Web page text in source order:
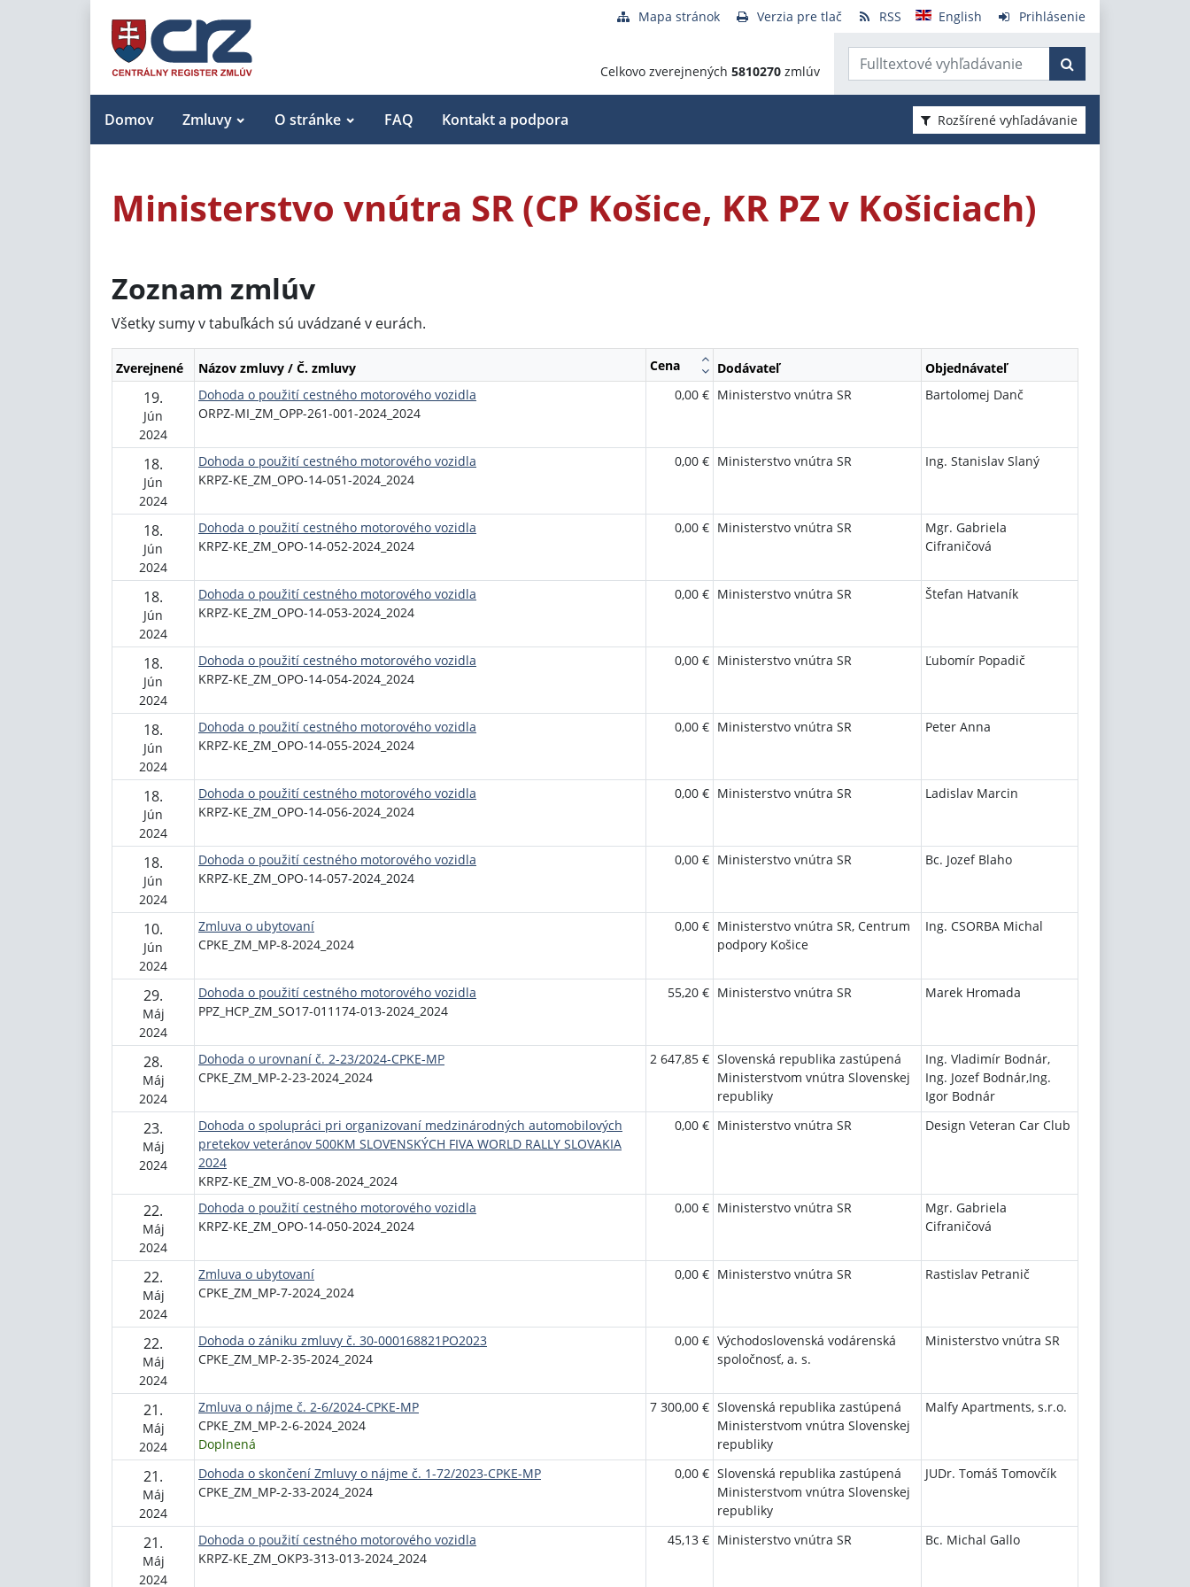
Mapa stránok Verzia pre tlač RSS English Prihlásenie
Celkovo zverejnených 5810270 zmlúv
Domov Zmluvy O stránke FAQ Kontakt a podpora Rozšírené vyhľadávanie
Ministerstvo vnútra SR (CP Košice, KR PZ v Košiciach)
Zoznam zmlúv
Všetky sumy v tabuľkách sú uvádzané v eurách.
Zverejnené Názov zmluvy / Č. zmluvy Cena Dodávateľ Objednávateľ
19.
Jún
2024
Dohoda o použití cestného motorového vozidla
ORPZ-MI_ZM_OPP-261-001-2024_2024
0,00 € Ministerstvo vnútra SR Bartolomej Danč
18.
Jún
2024
Dohoda o použití cestného motorového vozidla
KRPZ-KE_ZM_OPO-14-051-2024_2024
0,00 € Ministerstvo vnútra SR Ing. Stanislav Slaný
18.
Jún
2024
Dohoda o použití cestného motorového vozidla
KRPZ-KE_ZM_OPO-14-052-2024_2024
0,00 € Ministerstvo vnútra SR
Mgr. Gabriela
Cifraničová
18.
Jún
2024
Dohoda o použití cestného motorového vozidla
KRPZ-KE_ZM_OPO-14-053-2024_2024
0,00 € Ministerstvo vnútra SR Štefan Hatvaník
18.
Jún
2024
Dohoda o použití cestného motorového vozidla
KRPZ-KE_ZM_OPO-14-054-2024_2024
0,00 € Ministerstvo vnútra SR Ľubomír Popadič
18.
Jún
2024
Dohoda o použití cestného motorového vozidla
KRPZ-KE_ZM_OPO-14-055-2024_2024
0,00 € Ministerstvo vnútra SR Peter Anna
18.
Jún
2024
Dohoda o použití cestného motorového vozidla
KRPZ-KE_ZM_OPO-14-056-2024_2024
0,00 € Ministerstvo vnútra SR Ladislav Marcin
18.
Jún
2024
Dohoda o použití cestného motorového vozidla
KRPZ-KE_ZM_OPO-14-057-2024_2024
0,00 € Ministerstvo vnútra SR Bc. Jozef Blaho
10.
Jún
2024
Zmluva o ubytovaní
CPKE_ZM_MP-8-2024_2024
0,00 € Ministerstvo vnútra SR, Centrum
podpory Košice
Ing. CSORBA Michal
29.
Máj
2024
Dohoda o použití cestného motorového vozidla
PPZ_HCP_ZM_SO17-011174-013-2024_2024
55,20 € Ministerstvo vnútra SR Marek Hromada
28.
Máj
2024
Dohoda o urovnaní č. 2-23/2024-CPKE-MP
CPKE_ZM_MP-2-23-2024_2024
2 647,85 € Slovenská republika zastúpená
Ministerstvom vnútra Slovenskej
republiky
Ing. Vladimír Bodnár,
Ing. Jozef Bodnár,Ing.
Igor Bodnár
23.
Máj
2024
Dohoda o spolupráci pri organizovaní medzinárodných automobilových
pretekov veteránov 500KM SLOVENSKÝCH FIVA WORLD RALLY SLOVAKIA
2024
KRPZ-KE_ZM_VO-8-008-2024_2024
0,00 € Ministerstvo vnútra SR Design Veteran Car Club
22.
Máj
2024
Dohoda o použití cestného motorového vozidla
KRPZ-KE_ZM_OPO-14-050-2024_2024
0,00 € Ministerstvo vnútra SR
Mgr. Gabriela
Cifraničová
22.
Máj
2024
Zmluva o ubytovaní
CPKE_ZM_MP-7-2024_2024
0,00 € Ministerstvo vnútra SR Rastislav Petranič
22.
Máj
2024
Dohoda o zániku zmluvy č. 30-000168821PO2023
CPKE_ZM_MP-2-35-2024_2024
0,00 € Východoslovenská vodárenská
spoločnosť, a. s.
Ministerstvo vnútra SR
21.
Máj
2024
Zmluva o nájme č. 2-6/2024-CPKE-MP
CPKE_ZM_MP-2-6-2024_2024
Doplnená
7 300,00 € Slovenská republika zastúpená
Ministerstvom vnútra Slovenskej
republiky
Malfy Apartments, s.r.o.
21.
Máj
2024
Dohoda o skončení Zmluvy o nájme č. 1-72/2023-CPKE-MP
CPKE_ZM_MP-2-33-2024_2024
0,00 € Slovenská republika zastúpená
Ministerstvom vnútra Slovenskej
republiky
JUDr. Tomáš Tomovčík
21.
Máj
2024
Dohoda o použití cestného motorového vozidla
KRPZ-KE_ZM_OKP3-313-013-2024_2024
45,13 € Ministerstvo vnútra SR Bc. Michal Gallo